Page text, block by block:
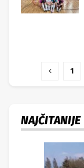
1
NAJČITANIJE